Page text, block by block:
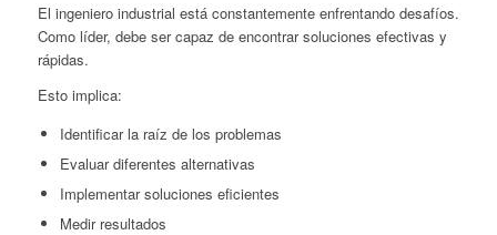
El ingeniero industrial está constantemente enfrentando desafíos.
Como líder, debe ser capaz de encontrar soluciones efectivas y
rápidas.
Esto implica:
Identificar la raíz de los problemas
Evaluar diferentes alternativas
Implementar soluciones eficientes
Medir resultados